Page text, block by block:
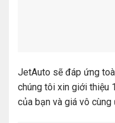
JetAuto sẽ đáp ứng
chúng tôi xin giới thiệu
của bạn và giá vô cùng